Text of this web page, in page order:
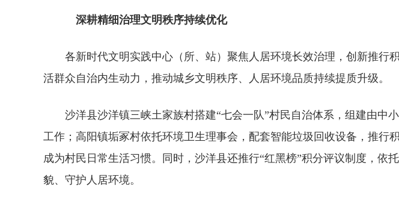
深耕精细治理文明秩序持续优化
各新时代文明实践中心（所、站）聚焦人居环境长效治理，创新推
活群众自治内生动力，推动城乡文明秩序、人居环境品质持续提质升级。
沙洋县沙洋镇三峡土家族村搭建“七会一队”村民自治体系，组建由中
工作；高阳镇垢冢村依托环境卫生理事会，配套智能垃圾回收设备，推
成为村民日常生活习惯。同时，沙洋县还推行“红黑榜”积分评议制度，
貌、守护人居环境。